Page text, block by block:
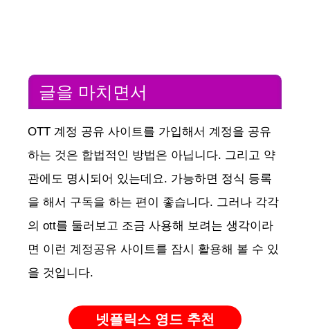
글을 마치면서
OTT 계정 공유 사이트를 가입해서 계정을 공유
하는 것은 합법적인 방법은 아닙니다. 그리고 약
관에도 명시되어 있는데요. 가능하면 정식 등록
을 해서 구독을 하는 편이 좋습니다. 그러나 각각
의 ott를 둘러보고 조금 사용해 보려는 생각이라
면 이런 계정공유 사이트를 잠시 활용해 볼 수 있
을 것입니다.
넷플릭스 영드 추천